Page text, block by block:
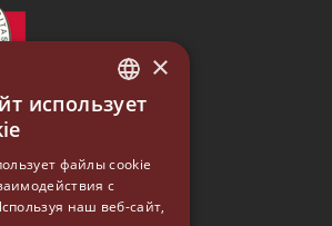
ITALIAN
×
использует
файлы cookie
с
наш веб-сайт,